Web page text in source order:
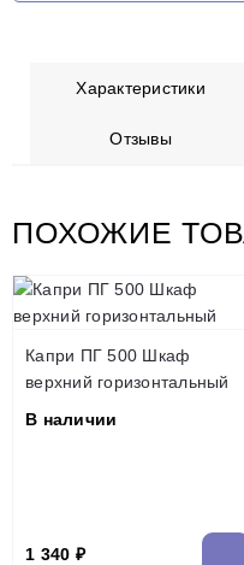
Характеристики
Отзывы
ПОХОЖИЕ
Капри ПГ 500 Шкаф
верхний горизонтальный
В наличии
1 340 ₽